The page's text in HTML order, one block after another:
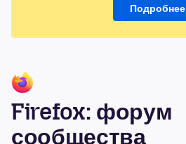
Подробнее
Firefox: форум
сообщества